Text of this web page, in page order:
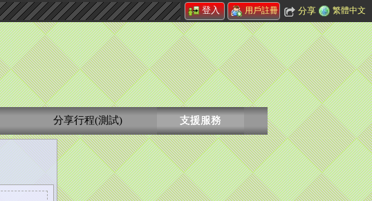
登入 用戶註冊 分享 繁體中文
分享行程(測試) 支援服務